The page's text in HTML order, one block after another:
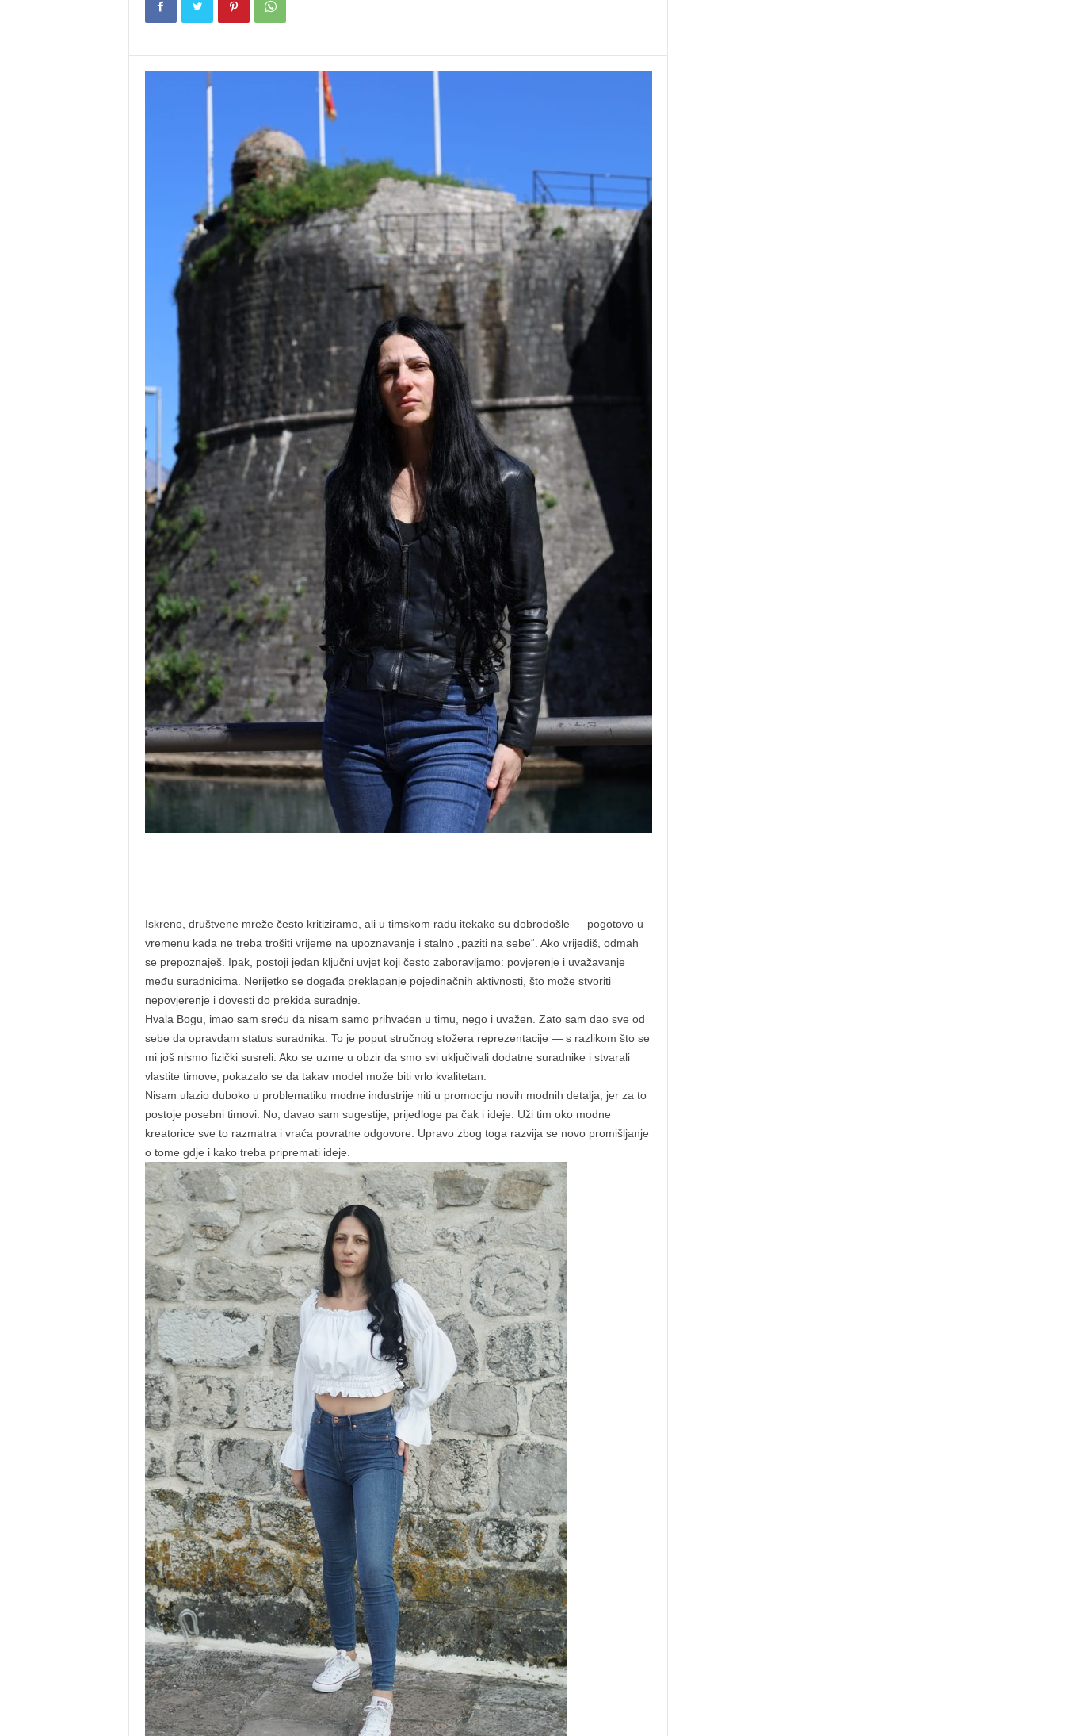
Iskreno, društvene mreže često kritiziramo, ali u timskom radu itekako su dobrodošle — pogotovo u
vremenu kada ne treba trošiti vrijeme na upoznavanje i stalno „paziti na sebe“. Ako vrijediš, odmah
se prepoznaješ. Ipak, postoji jedan ključni uvjet koji često zaboravljamo: povjerenje i uvažavanje
među suradnicima. Nerijetko se događa preklapanje pojedinačnih aktivnosti, što može stvoriti
nepovjerenje i dovesti do prekida suradnje.
Hvala Bogu, imao sam sreću da nisam samo prihvaćen u timu, nego i uvažen. Zato sam dao sve od
sebe da opravdam status suradnika. To je poput stručnog stožera reprezentacije — s razlikom što se
mi još nismo fizički susreli. Ako se uzme u obzir da smo svi uključivali dodatne suradnike i stvarali
vlastite timove, pokazalo se da takav model može biti vrlo kvalitetan.
Nisam ulazio duboko u problematiku modne industrije niti u promociju novih modnih detalja, jer za to
postoje posebni timovi. No, davao sam sugestije, prijedloge pa čak i ideje. Uži tim oko modne
kreatorice sve to razmatra i vraća povratne odgovore. Upravo zbog toga razvija se novo promišljanje
o tome gdje i kako treba pripremati ideje.